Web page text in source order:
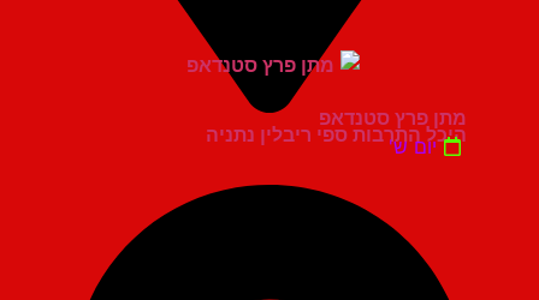
היכל התרבות ספי ריבלין נתניה
מתן פרץ סטנדאפ
יום ש'